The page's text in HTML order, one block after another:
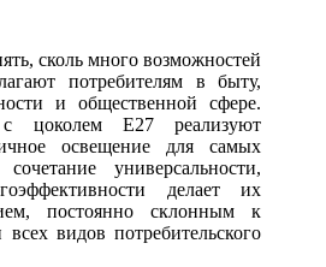
сколь много возможностей
потребителям в быту,
и общественной сфере.
цоколем Е27 реализуют
освещение для самых
универсальности,
делает их
постоянно склонным к
видов потребительского